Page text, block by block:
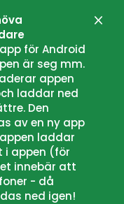
för Android
är seg mm.
appen
laddar ned
Den
av en ny app
laddar
i appen (för
innebär att
- då
ned igen!